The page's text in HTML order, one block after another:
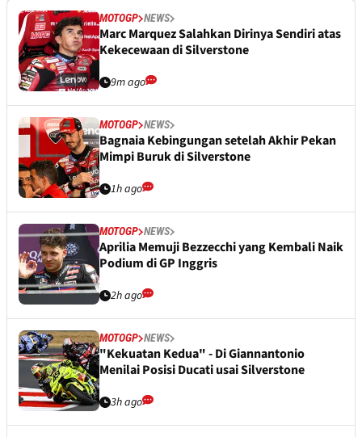
MOTOGP NEWS
Marc Marquez Salahkan Dirinya Sendiri atas
Kekecewaan di Silverstone
9m ago
MOTOGP NEWS
Bagnaia Kebingungan setelah Akhir Pekan
Mimpi Buruk di Silverstone
1h ago
MOTOGP NEWS
Aprilia Memuji Bezzecchi yang Kembali Naik
Podium di GP Inggris
2h ago
MOTOGP NEWS
"Kekuatan Kedua" - Di Giannantonio
Menilai Posisi Ducati usai Silverstone
3h ago